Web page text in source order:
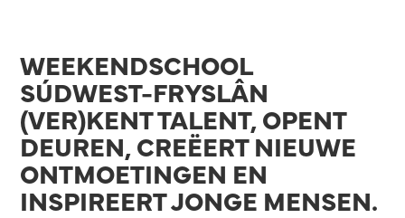
WEEKENDSCHOOL
SÚDWEST-FRYSLÂN
(VER)KENT TALENT, OPENT
DEUREN, CREËERT NIEUWE
ONTMOETINGEN EN
INSPIREERT JONGE MENSEN.